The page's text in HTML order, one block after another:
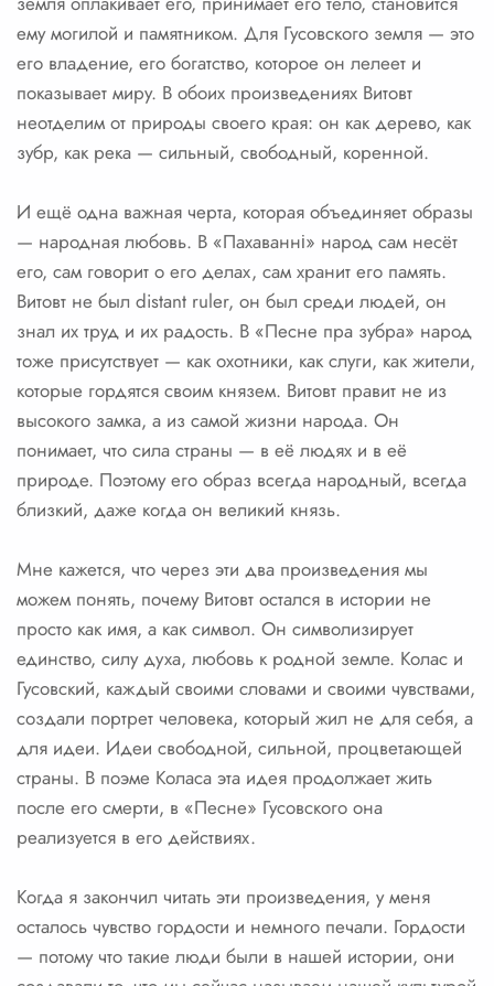
ему могилой и памятником. Для Гусовского земля — это
его владение, его богатство, которое он лелеет и
показывает миру. В обоих произведениях Витовт
неотделим от природы своего края: он как дерево, как
зубр, как река — сильный, свободный, коренной.
И ещё одна важная черта, которая объединяет образы
— народная любовь. В «Пахаванні» народ сам несёт
его, сам говорит о его делах, сам хранит его память.
Витовт не был distant ruler, он был среди людей, он
знал их труд и их радость. В «Песне пра зубра» народ
тоже присутствует — как охотники, как слуги, как жители,
которые гордятся своим князем. Витовт правит не из
высокого замка, а из самой жизни народа. Он
понимает, что сила страны — в её людях и в её
природе. Поэтому его образ всегда народный, всегда
близкий, даже когда он великий князь.
Мне кажется, что через эти два произведения мы
можем понять, почему Витовт остался в истории не
просто как имя, а как символ. Он символизирует
единство, силу духа, любовь к родной земле. Колас и
Гусовский, каждый своими словами и своими чувствами,
создали портрет человека, который жил не для себя, а
для идеи. Идеи свободной, сильной, процветающей
страны. В поэме Коласа эта идея продолжает жить
после его смерти, в «Песне» Гусовского она
реализуется в его действиях.
Когда я закончил читать эти произведения, у меня
осталось чувство гордости и немного печали. Гордости
— потому что такие люди были в нашей истории, они